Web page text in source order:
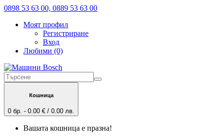
0898 53 63 00, 0889 53 63 00
Моят профил
Регистриране
Вход
Любими (0)
Кошница
0 бр. - 0.00 € / 0.00 лв.
Вашата кошница е празна!